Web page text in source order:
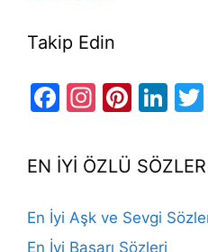
Takip Edin
Facebook
EN İYİ ÖZLÜ SÖZLER
En İyi Aşk ve Sevgi
En İyi Başarı Sözleri